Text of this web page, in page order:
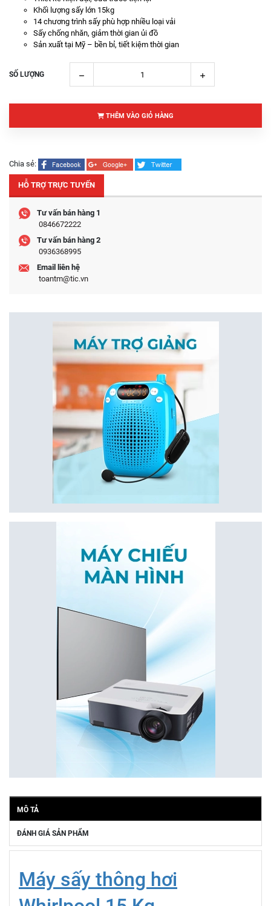
Khối lượng sấy lớn 15kg
14 chương trình sấy phù hợp nhiều loại vải
Sấy chống nhăn, giảm thời gian ủi đồ
Sản xuất tại Mỹ – bền bỉ, tiết kiệm thời gian
SỐ LƯỢNG
THÊM VÀO GIỎ HÀNG
Chia sẻ:
HỖ TRỢ TRỰC TUYẾN
Tư vấn bán hàng 1
0846672222
Tư vấn bán hàng 2
0936368995
Email liên hệ
toantm@tic.vn
MÔ TẢ
ĐÁNH GIÁ SẢN PHẨM
Máy sấy thông hơi